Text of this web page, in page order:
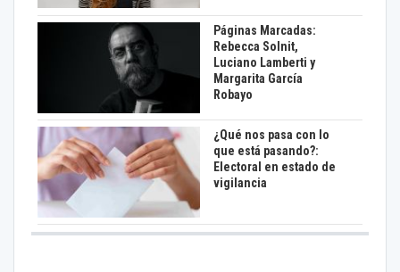
Páginas Marcadas:
Rebecca Solnit,
Luciano Lamberti y
Margarita García
Robayo
¿Qué nos pasa con lo
que está pasando?:
Electoral en estado de
vigilancia